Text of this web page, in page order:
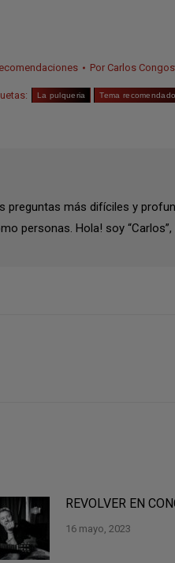
Por Carlos
La pulqueria Tema
preguntas más difíciles y
personas. Hola! soy
REVOLVER EN
16 mayo, 2023